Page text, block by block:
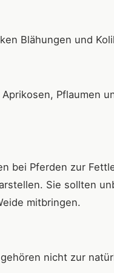
Blähungen und
Pflaumen
bei Pferden zur
Sie sollten
mitbringen.
nicht zur